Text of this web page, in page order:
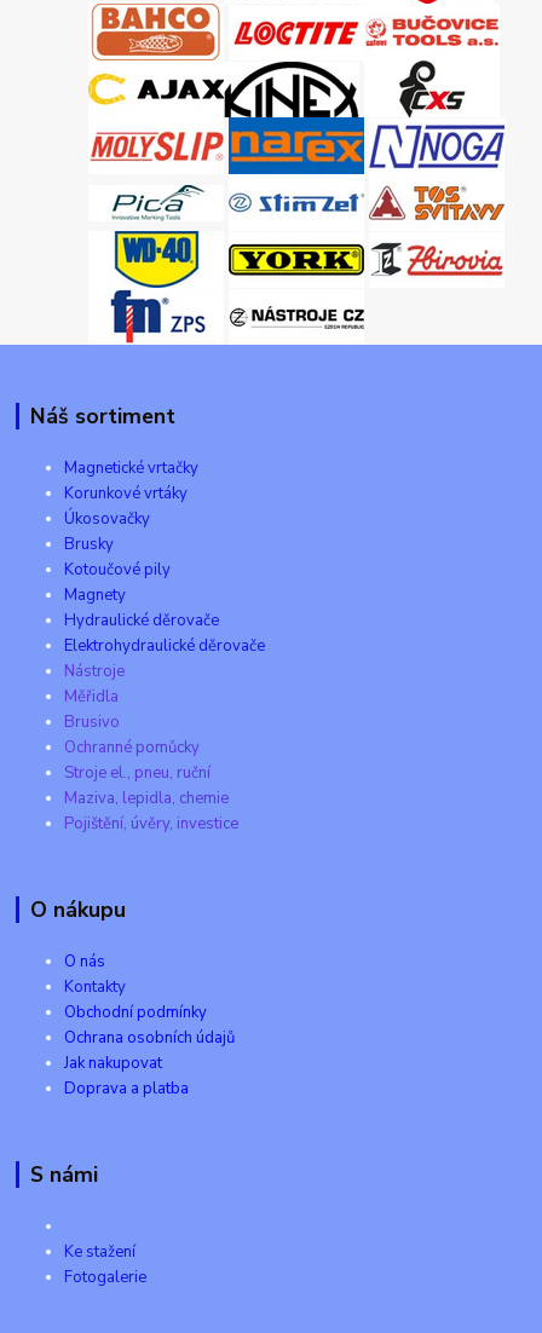
Náš sortiment
Magnetické vrtačky
Korunkové vrtáky
Úkosovačky
Brusky
Kotoučové pily
Magnety
Hydraulické děrovače
Elektrohydraulické děrovače
Nástroje
Měřidla
Brusivo
Ochranné pomůcky
Stroje el., pneu, ruční
Maziva, lepidla, chemie
Pojištění, úvěry, investice
O nákupu
O nás
Kontakty
Obchodní podmínky
Ochrana osobních údajů
Jak nakupovat
Doprava a platba
S námi
Ke stažení
Fotogalerie